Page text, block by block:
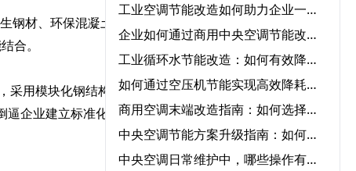
钢材、环保混凝土等新
合。
采用模块化钢结构体
逼企业建立标准化设
工业空调节能改造如何助力企业一年节省50%能源成本？
企业如何通过商用中央空调节能改造实现低碳运营？
工业循环水节能改造：如何有效降低成本并提高效率？
如何通过空压机节能实现高效降耗与节能？
商用空调末端改造指南：如何选择节能改造公司提升冷暖效率
中央空调节能方案升级指南：如何快速实现节能转型？
中央空调日常维护中，哪些操作有助于降低能耗？‌